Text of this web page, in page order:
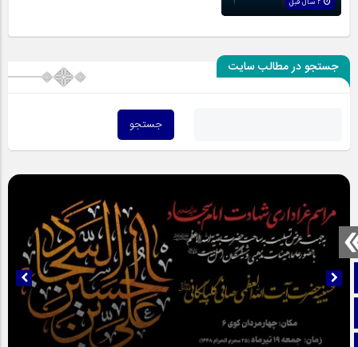
صفحه نخست
جستجو در مطالب سایت